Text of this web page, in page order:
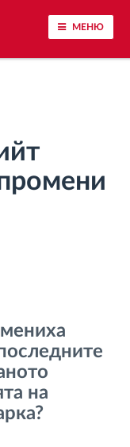
МЕНЮ
от тахограф
на